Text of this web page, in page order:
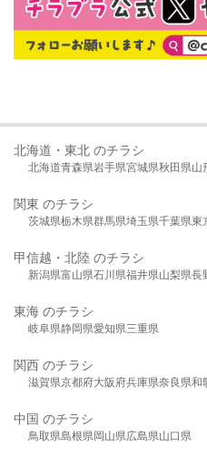
北海道・東北 のチラシ
北海道青森県岩手県宮城県秋田県山
関東 のチラシ
茨城県栃木県群馬県埼玉県千葉県東
甲信越・北陸 のチラシ
新潟県富山県石川県福井県山梨県長
東海 のチラシ
岐阜県静岡県愛知県三重県
関西 のチラシ
滋賀県京都府大阪府兵庫県奈良県和
中国 のチラシ
鳥取県島根県岡山県広島県山口県